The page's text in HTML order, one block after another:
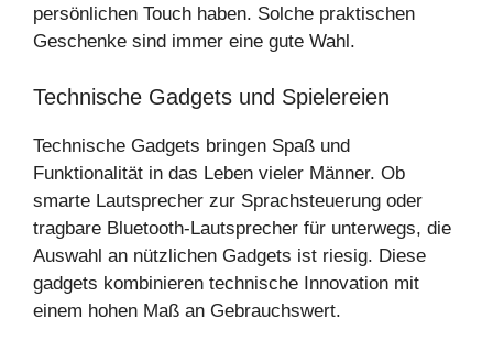
persönlichen Touch haben. Solche praktischen
Geschenke sind immer eine gute Wahl.
Technische Gadgets und Spielereien
Technische Gadgets bringen Spaß und
Funktionalität in das Leben vieler Männer. Ob
smarte Lautsprecher zur Sprachsteuerung oder
tragbare Bluetooth-Lautsprecher für unterwegs, die
Auswahl an nützlichen Gadgets ist riesig. Diese
gadgets kombinieren technische Innovation mit
einem hohen Maß an Gebrauchswert.